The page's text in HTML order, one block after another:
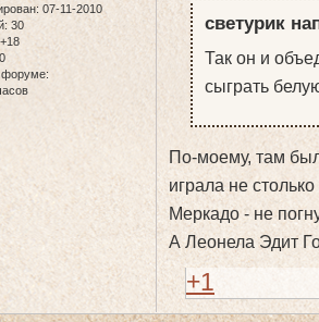
: 07-11-2010
30
+18
форуме:
светурик
Так он и
сыграть
По-моему, там
играла не
Меркадо - не
А Леонела Эдит
+1